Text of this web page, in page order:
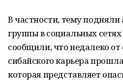
В частности, тему
группы в социальных
сообщили, что недалеко от
сибайского карьера
которая представляет